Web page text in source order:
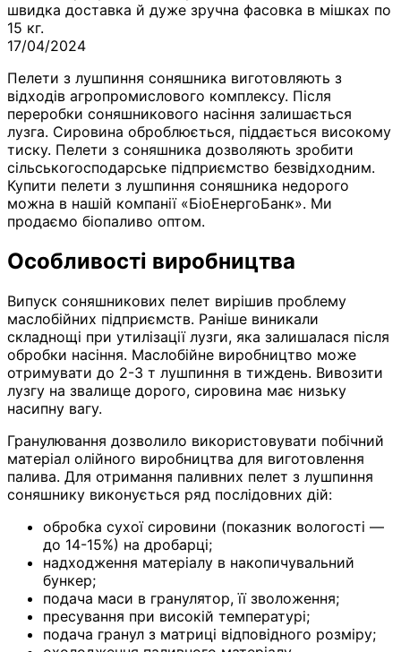
швидка доставка й дуже зручна фасовка в мішках по
15 кг.
17/04/2024
Пелети з лушпиння соняшника виготовляють з
відходів агропромислового комплексу. Після
переробки соняшникового насіння залишається
лузга. Сировина оброблюється, піддається високому
тиску. Пелети з соняшника дозволяють зробити
сільськогосподарське підприємство безвідходним.
Купити пелети з лушпиння соняшника недорого
можна в нашій компанії «БіоЕнергоБанк». Ми
продаємо біопаливо оптом.
Особливості виробництва
Випуск соняшникових пелет вирішив проблему
маслобійних підприємств. Раніше виникали
складнощі при утилізації лузги, яка залишалася після
обробки насіння. Маслобійне виробництво може
отримувати до 2-3 т лушпиння в тиждень. Вивозити
лузгу на звалище дорого, сировина має низьку
насипну вагу.
Гранулювання дозволило використовувати побічний
матеріал олійного виробництва для виготовлення
палива. Для отримання паливних пелет з лушпиння
соняшнику виконується ряд послідовних дій:
обробка сухої сировини (показник вологості —
до 14-15%) на дробарці;
надходження матеріалу в накопичувальний
бункер;
подача маси в гранулятор, її зволоження;
пресування при високій температурі;
подача гранул з матриці відповідного розміру;